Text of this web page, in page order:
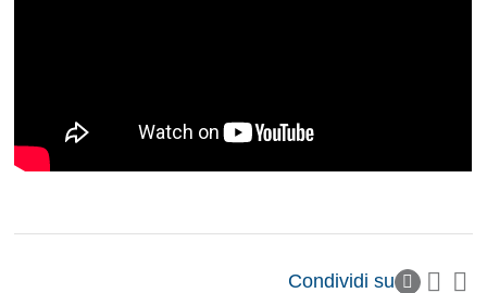
Condividi su